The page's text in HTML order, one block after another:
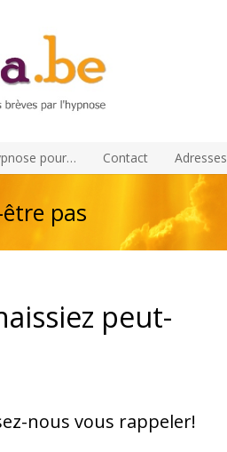
pour… Contact Adresses
pas
peut-
nous vous rappeler!